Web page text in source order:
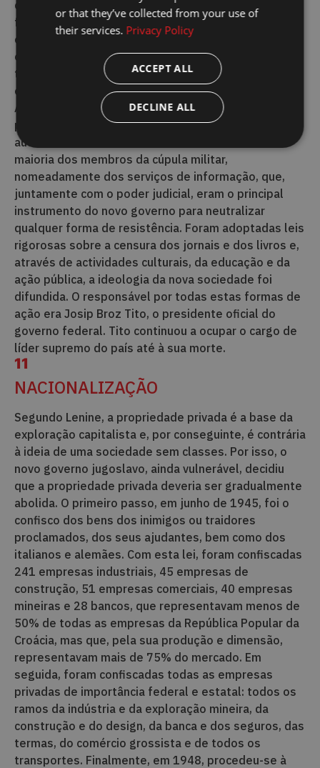
controladas pelo Partido Comunista. Os eleitores
foram ameaçados e obrigados a votar, embora não
existisse qualquer oposição. A Frente Popular, a
organização eleitoral através da qual o CPY actuava,
tinha uma urna e recebeu 91,52% dos votos,
enquanto a outra era uma urna sem lista, com 8,48%.
Apesar de completamente fixas, estas foram as
primeiras eleições em que as mulheres foram
autorizadas a votar. Os comunistas constituíam a
maioria dos membros da cúpula militar,
nomeadamente dos serviços de informação, que,
juntamente com o poder judicial, eram o principal
instrumento do novo governo para neutralizar
qualquer forma de resistência. Foram adoptadas leis
rigorosas sobre a censura dos jornais e dos livros e,
através de actividades culturais, da educação e da
ação pública, a ideologia da nova sociedade foi
difundida. O responsável por todas estas formas de
ação era Josip Broz Tito, o presidente oficial do
governo federal. Tito continuou a ocupar o cargo de
líder supremo do país até à sua morte.
11
NACIONALIZAÇÃO
Segundo Lenine, a propriedade privada é a base da
exploração capitalista e, por conseguinte, é contrária
à ideia de uma sociedade sem classes. Por isso, o
novo governo jugoslavo, ainda vulnerável, decidiu
que a propriedade privada deveria ser gradualmente
abolida. O primeiro passo, em junho de 1945, foi o
confisco dos bens dos inimigos ou traidores
proclamados, dos seus ajudantes, bem como dos
italianos e alemães. Com esta lei, foram confiscadas
241 empresas industriais, 45 empresas de
construção, 51 empresas comerciais, 40 empresas
mineiras e 28 bancos, que representavam menos de
50% de todas as empresas da República Popular da
Croácia, mas que, pela sua produção e dimensão,
representavam mais de 75% do mercado. Em
seguida, foram confiscadas todas as empresas
privadas de importância federal e estatal: todos os
ramos da indústria e da exploração mineira, da
construção e do design, da banca e dos seguros, das
termas, do comércio grossista e de todos os
transportes. Finalmente, em 1948, procedeu-se à
or that they’ve collected from your use of
their services. Privacy Policy
ACCEPT ALL
DECLINE ALL